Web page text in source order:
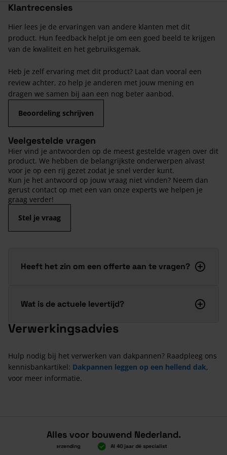
Klantrecensies
Hier lees je de ervaringen van andere klanten met dit
product. Hun feedback helpt je om een goed beeld te krijgen
van de kwaliteit en het gebruiksgemak.
Heb je zelf ervaring met dit product? Laat dan vooral een
review achter, zo help je anderen met jouw mening en
dragen we samen bij aan een nog beter aanbod.
Beoordeling schrijven
Veelgestelde vragen
Hier vind je antwoorden op de meest gestelde vragen over dit
product. We hebben de belangrijkste onderwerpen alvast
voor je op een rij gezet zodat je snel verder kunt.
Kun je het antwoord op jouw vraag niet vinden? Neem dan
gerust contact op met een van onze experts we helpen je
graag verder!
Stel je vraag
Heeft het zin om een offerte aan te vragen?
Wat is de actuele levertijd?
Verwerkingsadvies
Hulp nodig bij het verwerken van dakpannen? Raadpleeg ons
kennisbankartikel: Dakpannen leggen op een hellend dak,
voor meer informatie.
Alles voor bouwend Nederland.
Boven 2.000 gratis verzending Al 40 jaar dé specialist